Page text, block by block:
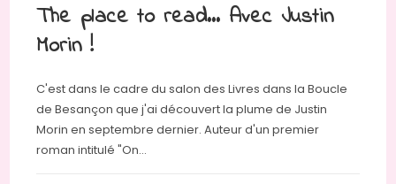
The place to read… Avec Justin
Morin !
C'est dans le cadre du salon des Livres dans la Boucle
de Besançon que j'ai découvert la plume de Justin
Morin en septembre dernier. Auteur d'un premier
roman intitulé "On…